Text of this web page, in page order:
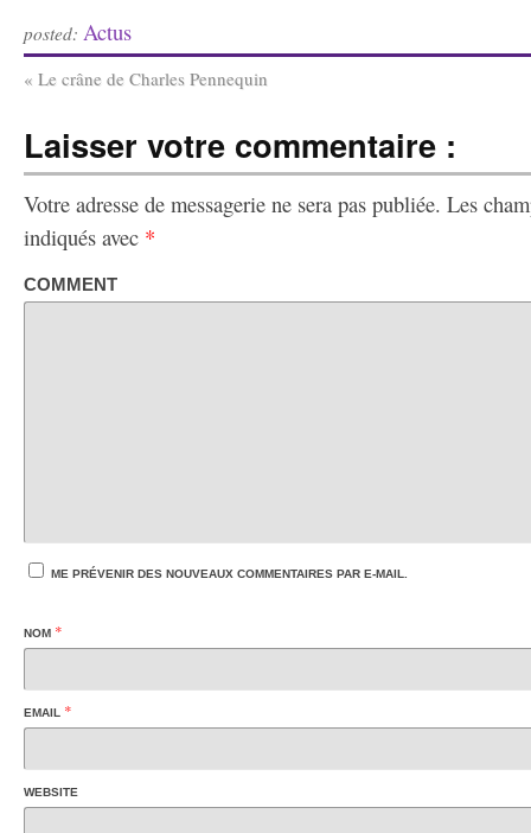
posted: Actus
« Le crâne de Charles Pennequin
Laisser votre commentaire :
Votre adresse de messagerie ne sera pas publiée. Les
indiqués avec *
COMMENT
ME PRÉVENIR DES NOUVEAUX COMMENTAIRES PAR E-MAIL.
NOM *
EMAIL *
WEBSITE